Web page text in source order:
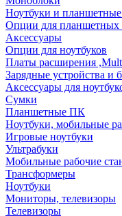
Ноутбуки и планшетные
Опции для
Аксессуары
Опции для ноутбуков
Платы расширения
Зарядные устройства и
Аксессуары для
Сумки
Планшетные ПК
Ноутбуки, мобильные
Игровые ноутбуки
Ультрабуки
Мобильные рабочие
Трансформеры
Ноутбуки
Мониторы, телевизоры
Телевизоры